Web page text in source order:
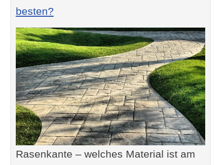
besten?
Rasenkante – welches Material ist am